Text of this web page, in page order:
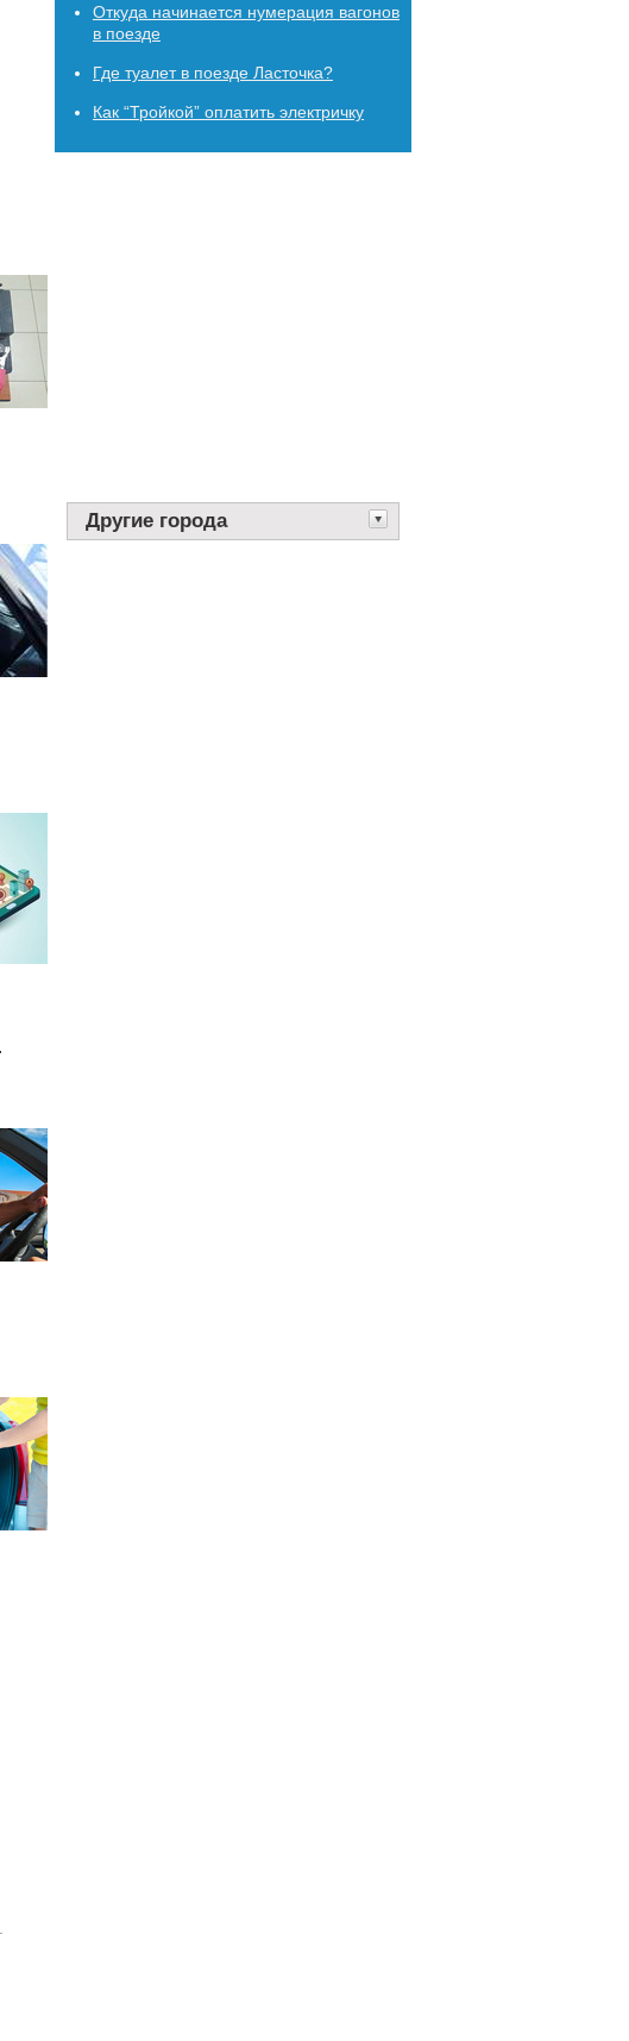
Откуда начинается нумерация вагонов
в поезде
Где туалет в поезде Ласточка?
Как “Тройкой” оплатить электричку
Другие города